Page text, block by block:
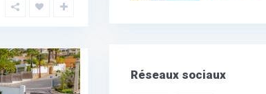
Réseaux sociaux